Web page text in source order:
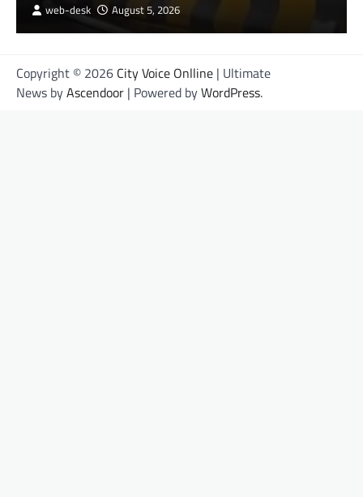
web-desk August 5, 2026
Copyright © 2026 City Voice Onlline | Ultimate
News byAscendoor | Powered byWordPress.